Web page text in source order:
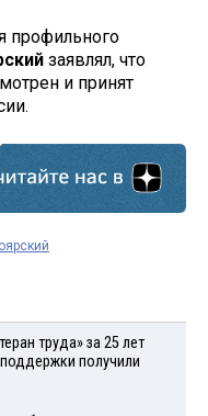
профильного
заявлял, что
и принят
труда» за 25 лет
получили